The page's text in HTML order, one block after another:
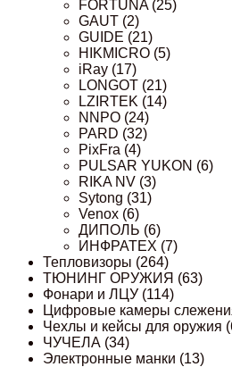
FORTUNA (25)
GAUT (2)
GUIDE (21)
HIKMICRO (5)
iRay (17)
LONGOT (21)
LZIRTEK (14)
NNPO (24)
PARD (32)
PixFra (4)
PULSAR YUKON (6)
RIKA NV (3)
Sytong (31)
Venox (6)
ДИПОЛЬ (6)
ИНФРАТЕХ (7)
Тепловизоры (264)
ТЮНИНГ ОРУЖИЯ (63)
Фонари и ЛЦУ (114)
Цифровые камеры
Чехлы и кейсы для оружия
ЧУЧЕЛА (34)
Электронные манки (13)